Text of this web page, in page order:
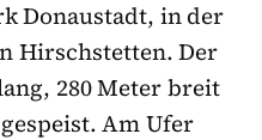
Donaustadt, in der
Hirschstetten. Der
280 Meter breit
Am Ufer